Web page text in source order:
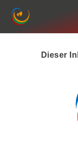
Zum
Inhalt
springen
Dieser